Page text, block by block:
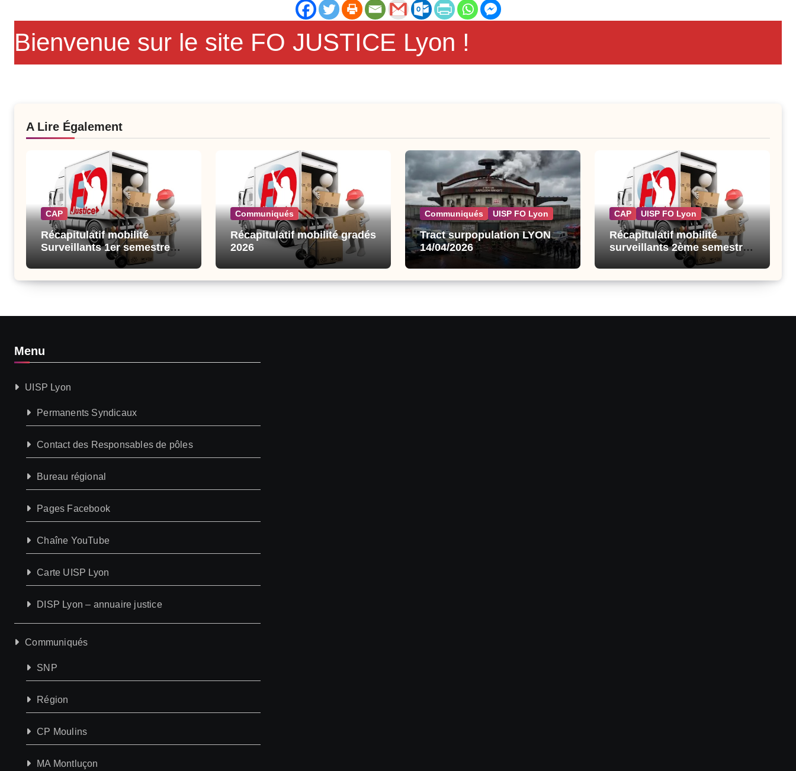
Bienvenue sur le site FO JUSTICE Lyon !
A Lire Également
CAP
Récapitulatif mobilité
Surveillants 1er semestre
Communiqués
Récapitulatif mobilité gradés
2026
Communiqués UISP FO Lyon
Tract surpopulation LYON
14/04/2026
CAP UISP FO Lyon
Récapitulatif mobilité
surveillants 2ème semestre
Menu
UISP Lyon
Permanents Syndicaux
Contact des Responsables de pôles
Bureau régional
Pages Facebook
Chaîne YouTube
Carte UISP Lyon
DISP Lyon – annuaire justice
Communiqués
SNP
Région
CP Moulins
MA Montluçon